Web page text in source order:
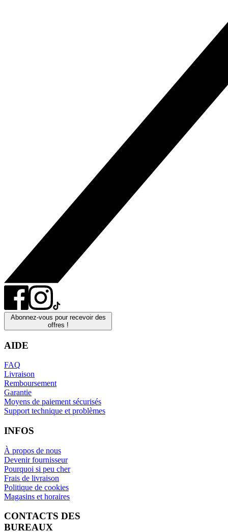
Abonnez-vous pour recevoir des
offres !
AIDE
FAQ
Livraison
Remboursement
Garantie
Moyens de paiement sécurisés
Support technique et problèmes
INFOS
À propos de nous
Devenir fournisseur
Pourquoi si peu cher
Frais de livraison
Politique de cookies
Magasins et horaires
CONTACTS DES
BUREAUX